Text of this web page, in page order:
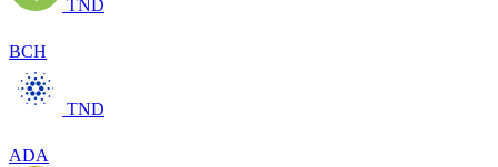
TND
BCH
TND
ADA